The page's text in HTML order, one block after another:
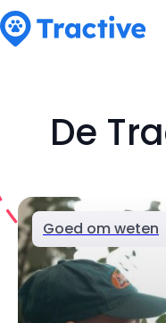
De
Goed om weten